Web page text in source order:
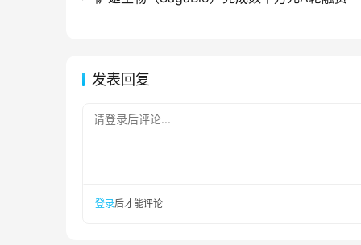
发表回复
请登录后评论...
登录后才能评论